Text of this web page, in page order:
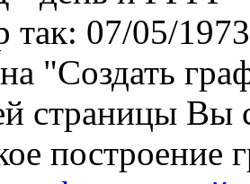
так: 07/05/
"Создать
страницы Вы
построение